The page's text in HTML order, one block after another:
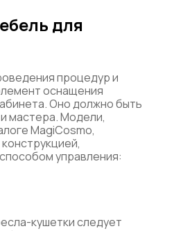
для
процедур и
оснащения
Оно должно быть
мастера. Модели,
MagiCosmo,
управления:
кушетки следует